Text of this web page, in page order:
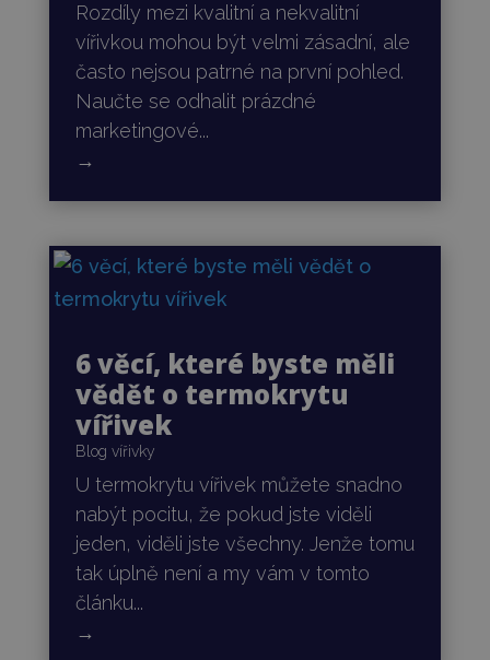
Rozdíly mezi kvalitní a nekvalitní
vířivkou mohou být velmi zásadní, ale
často nejsou patrné na první pohled.
Naučte se odhalit prázdné
marketingové...
→
6 věcí, které byste měli
vědět o termokrytu
vířivek
Blog vířivky
U termokrytu vířivek můžete snadno
nabýt pocitu, že pokud jste viděli
jeden, viděli jste všechny. Jenže tomu
tak úplně není a my vám v tomto
článku...
→